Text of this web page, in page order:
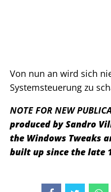
Von nun an wird sich
Systemsteuerung zu
NOTE FOR NEW
produced by Sandro
the Windows Tweaks
built up since the late